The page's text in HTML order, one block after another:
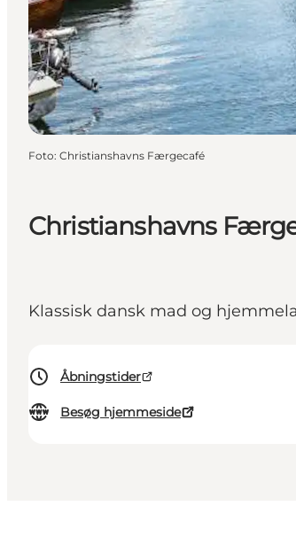
Christianshavns
Klassisk dansk mad og
Åbningstider
Besøg hjemmeside
Foto: Christianshavns Færgecafé